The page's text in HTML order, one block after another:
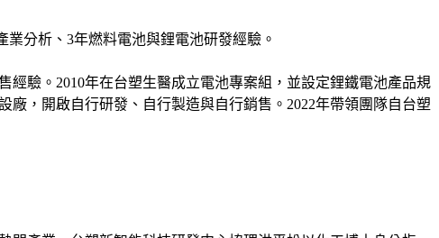
分析、3年燃料電池與鋰電池研發經驗。
經驗。2010年在台塑生醫成立電池專案組，並設定鋰鐵電池產品規
廠，開啟自行研發、自行製造與自行銷售。2022年帶領團隊自台塑